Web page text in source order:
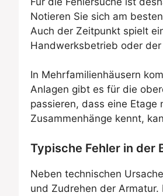
Notieren Sie sich am
Auch der Zeitpunkt spielt
Handwerksbetrieb oder
In Mehrfamilienhäusern
Anlagen gibt es für die
passieren, dass eine
Zusammenhänge kennt,
Typische Fehler in der
Neben technischen
und Zudrehen der